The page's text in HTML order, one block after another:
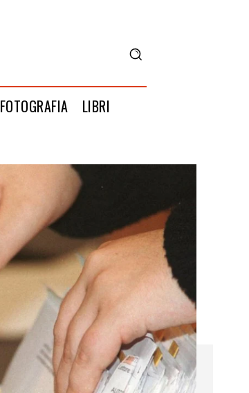
FOTOGRAFIA LIBRI